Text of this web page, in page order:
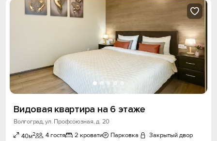
Видовая квартира на 6 этаже
Волгоград, ул. Профсоюзная, д. 20
40м2 4 гостя 2 кровати Парковка Закрытый двор